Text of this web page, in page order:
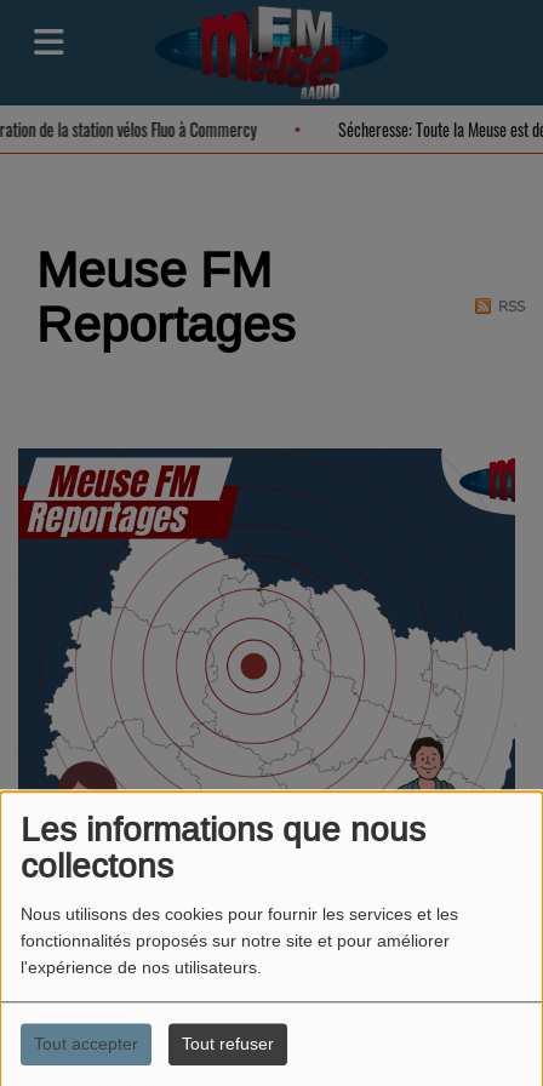
Les informations que nous
collectons
Nous utilisons des cookies pour fournir les services et les
fonctionnalités proposés sur notre site et pour améliorer
l'expérience de nos utilisateurs.
Tout accepter Tout refuser
de la station vélos Fluo à Commercy Sécheresse: Toute la Meuse
Meuse FM
Reportages
RSS
Meuse FM sur le terrain, au plus
près de vous !
Chez Meuse FM , on ne reste pas enfermés en studio !